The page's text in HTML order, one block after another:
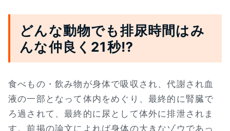
どんな動物でも排尿時間はみ
んな仲良く21秒⁉
食べもの・飲み物が身体で吸収され、代謝され血
液の一部となって体内をめぐり、最終的に腎臓で
ろ過されて、最終的に尿として体外に排泄されま
す。前掲の論文によれば身体の大きなゾウであっ